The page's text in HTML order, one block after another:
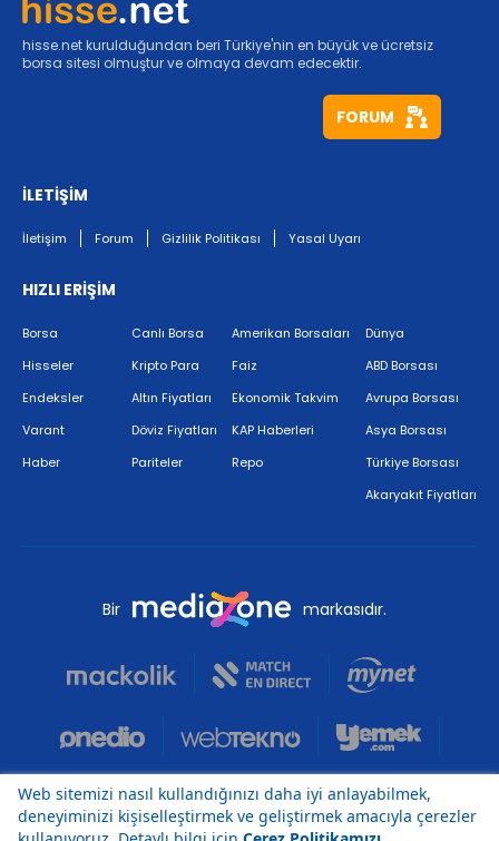
hisse.net kurulduğundan beri Türkiye'nin en büyük ve ücretsiz
borsa sitesi olmuştur ve olmaya devam edecektir.
FORUM
İLETİŞİM
İletişim Forum Gizlilik Politikası Yasal Uyarı
HIZLI ERİŞİM
Borsa
Hisseler
Endeksler
Varant
Haber
Canlı Borsa
Kripto Para
Altın Fiyatları
Döviz Fiyatları
Pariteler
Amerikan Borsaları
Faiz
Ekonomik Takvim
KAP Haberleri
Repo
Dünya
ABD Borsası
Avrupa Borsası
Asya Borsası
Türkiye Borsası
Akaryakıt Fiyatları
Bir markasıdır.